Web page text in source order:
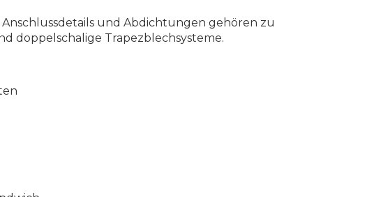
und Abdichtungen gehören zu
doppelschalige Trapezblechsysteme.